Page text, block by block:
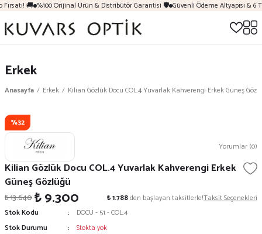
🚚 %100 Orijinal Ürün & Distribütör Garantisi 🛡️ Güvenli Ödeme Altyapısı & 6
Erkek
Anasayfa Erkek Kilian Gözlük Docu COL.4 Yuvarlak Kahverengi Erkek Güneş
%32
Yorumlar (0)
Kilian Gözlük Docu COL.4 Yuvarlak Kahverengi Erkek
Güneş Gözlüğü
₺ 13.640₺ 9.300 ₺ 1.788den başlayan taksitlerle!Taksit Seçenekleri
Stok Kodu
DOCU - 51 - COL.4
Stok Durumu
Stokta yok